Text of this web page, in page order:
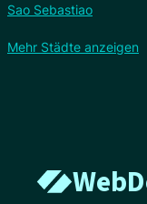
Sao Sebastiao
Mehr Städte anzeigen